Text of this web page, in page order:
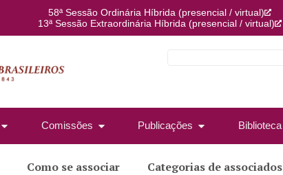
58ª Sessão Ordinária Híbrida (presencial / virtual)
13ª Sessão Extraordinária Híbrida (presencial / virtual)
Comissões Publicações Biblioteca
Como se associar Categorias de associados